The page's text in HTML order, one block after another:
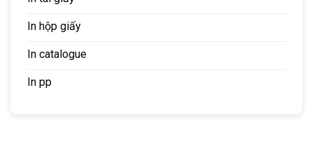
In hộp giấy
In catalogue
In pp